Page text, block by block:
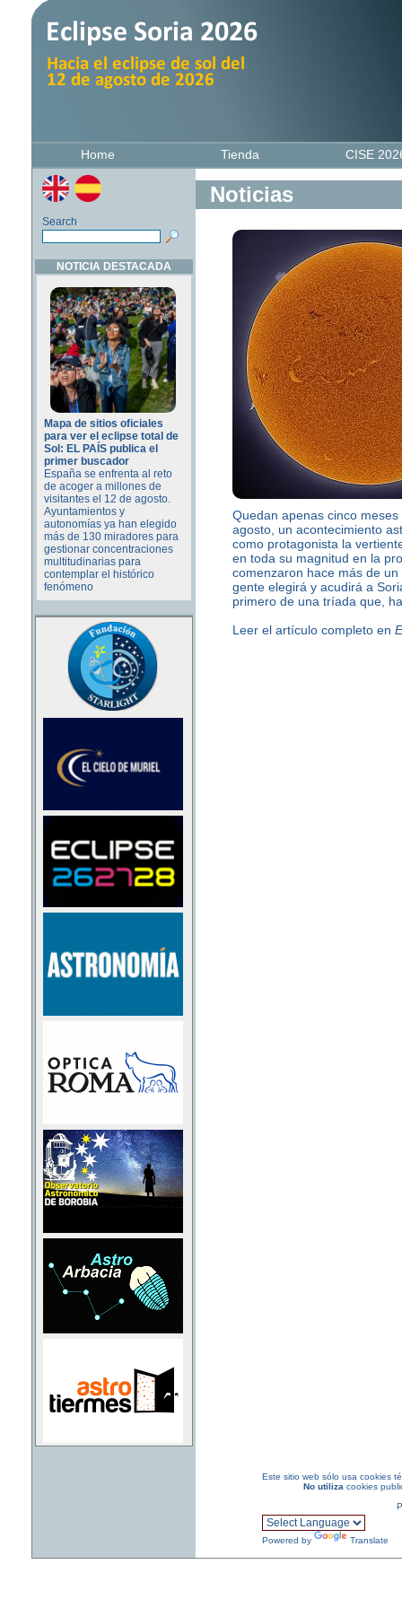
Search
NOTICIA DESTACADA
Mapa de sitios oficiales
para ver el eclipse total de
Sol: EL PAÍS publica el
primer buscador
España se enfrenta al reto
de acoger a millones de
visitantes el 12 de agosto.
Ayuntamientos y
autonomías ya han elegido
más de 130 miradores para
gestionar concentraciones
multitudinarias para
contemplar el histórico
fenómeno
Noticias
Quedan apenas cinco
agosto, un acontecimiento
como protagonista la
en toda su magnitud en la
comenzaron hace más de
gente elegirá y acudirá a
primero de una tríada que,
Leer el artículo completo en
Este sitio web sólo usa cookies
No utiliza cookies
Powered by Translate
Home Tienda CISE